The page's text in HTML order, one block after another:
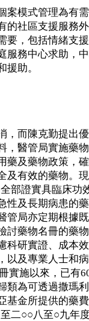
模式管理為有需
的社區支援服務
要，包括情緒支
服務中心求助，
援助。
而陳克勤提出優
，醫管局實施藥
藥及藥物政策，
及有效的藥物。
部證實具臨床功
性及長期病患的
管局亦定期根據
討藥物名冊的藥
科研實證、成本
以及專業人士和
實施以來，已有
類為可透過撒瑪
基金所提供的藥
二○○八至○九年